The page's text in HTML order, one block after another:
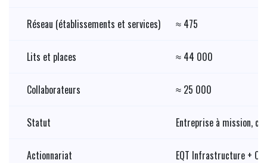
Réseau (établissements et services) ≈ 475
Lits et places ≈ 44 000
Collaborateurs ≈ 25 000
Statut Entreprise à mission,
Actionnariat EQT Infrastructure +